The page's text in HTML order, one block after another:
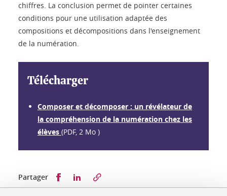
chiffres. La conclusion permet de pointer certaines
conditions pour une utilisation adaptée des
compositions et décompositions dans l'enseignement
de la numération.
Télécharger
Composer et décomposer : un révélateur de
la compréhension de la numération chez les
élèves (PDF, 2 Mo )
Partager Partager sur Facebook
Partager sur LinkedIn